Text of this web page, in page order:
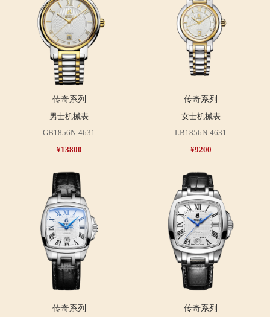
传奇系列
男士机械表
GB1856N-4631
¥13800
传奇系列
女士机械表
LB1856N-4631
¥9200
传奇系列
传奇系列